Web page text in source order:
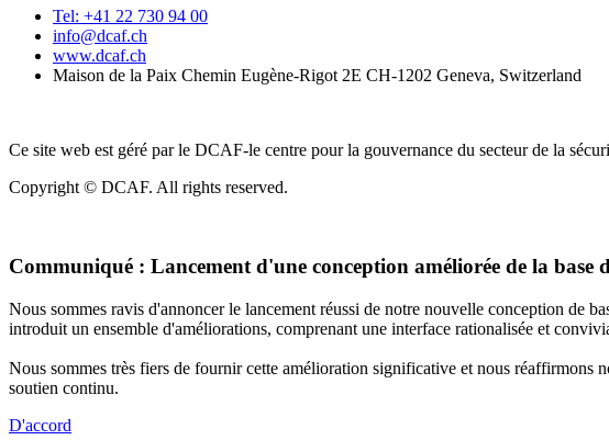
Tel: +41 22 730 94 00
info@dcaf.ch
www.dcaf.ch
Maison de la Paix Chemin Eugène-Rigot 2E CH-1202 Geneva, Switzerland
Ce site web est géré par le DCAF-le centre pour la gouvernance du secteur de la
Copyright © DCAF. All rights reserved.
Communiqué : Lancement d'une conception améliorée de la base
Nous sommes ravis d'annoncer le lancement réussi de notre nouvelle conception de
introduit un ensemble d'améliorations, comprenant une interface rationalisée et
Nous sommes très fiers de fournir cette amélioration significative et nous
soutien continu.
D'accord